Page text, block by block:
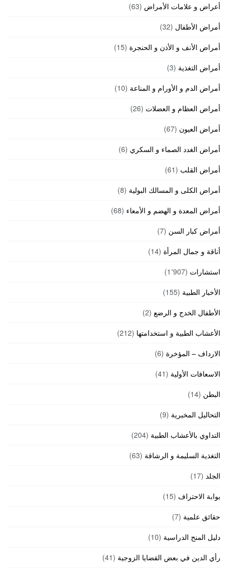
أعراض و علامات الأمراض (63)
أمراض الأطفال (32)
أمراض الأنف و الأذن و الحنجرة (15)
أمراض التغذية (3)
أمراض الدم و الأورام و المناعة (10)
أمراض العظام و العضلات (26)
أمراض العيون (67)
أمراض الغدد الصماء و السكري (6)
أمراض القلب (61)
أمراض الكلى و المسالك البولية (8)
أمراض المعدة و الهضم و الأمعاء (68)
أمراض كبار السن (7)
أناقة و جمال المرأة (14)
استشارات (1٬907)
الأخبار الطبية (155)
الأطفال الخدج و الرضع (2)
الأعشاب الطبية و استخدامتها (212)
الارداف – المؤخرة (6)
الاسعافات الأولية (41)
البطن (14)
التحاليل المخبرية (9)
التداوي بالأعشاب الطبية (204)
التغذية السليمة و الرشاقة (63)
الجلد (17)
بوابة الاحتراف (15)
حقائق علمية (7)
دليل المنح الدراسية (10)
رأي الدين في بعض القضايا الزوجية (41)